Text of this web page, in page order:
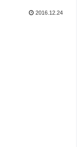
2016.12.24